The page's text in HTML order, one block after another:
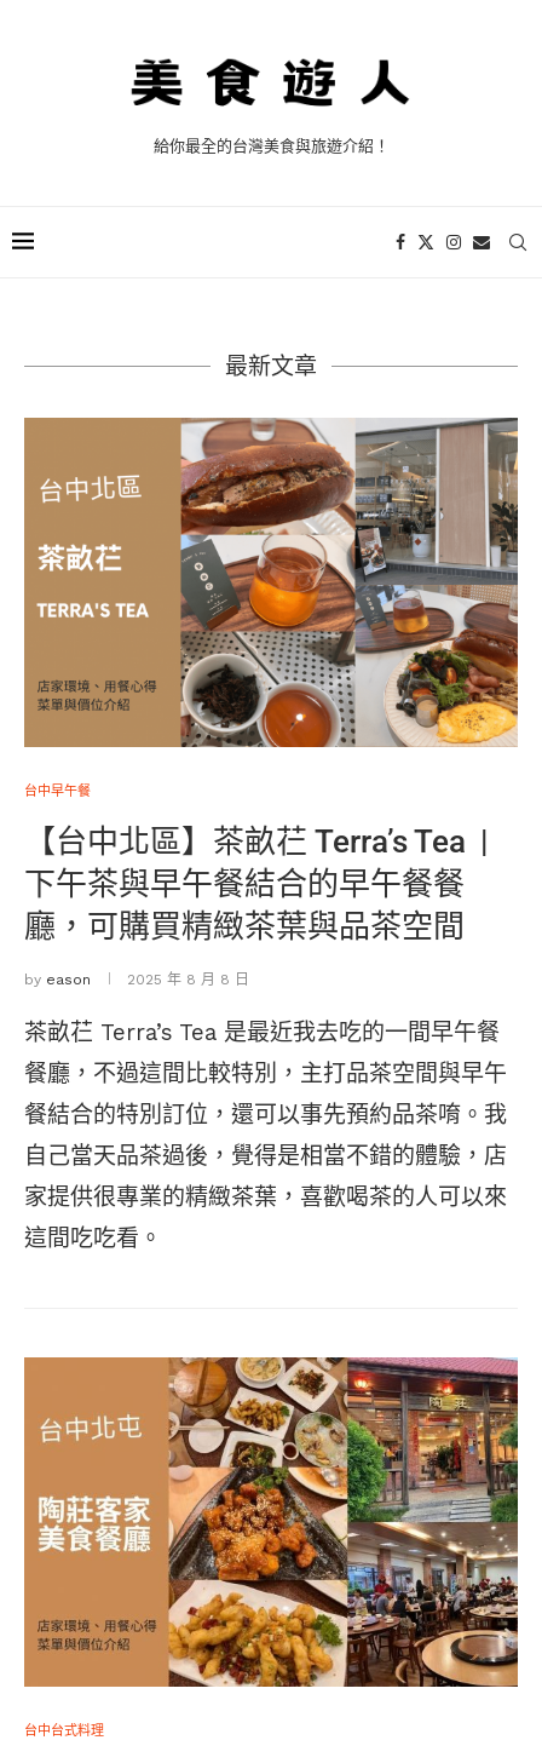
給你最全的台灣美食與旅遊介紹！
最新文章
台中早午餐
【台中北區】茶畝芢 Terra’s Tea |
下午茶與早午餐結合的早午餐餐
廳，可購買精緻茶葉與品茶空間
by eason 2025 年 8 月 8 日
茶畝芢 Terra’s Tea 是最近我去吃的一間早午餐
餐廳，不過這間比較特別，主打品茶空間與早午
餐結合的特別訂位，還可以事先預約品茶唷。我
自己當天品茶過後，覺得是相當不錯的體驗，店
家提供很專業的精緻茶葉，喜歡喝茶的人可以來
這間吃吃看。
台中台式料理